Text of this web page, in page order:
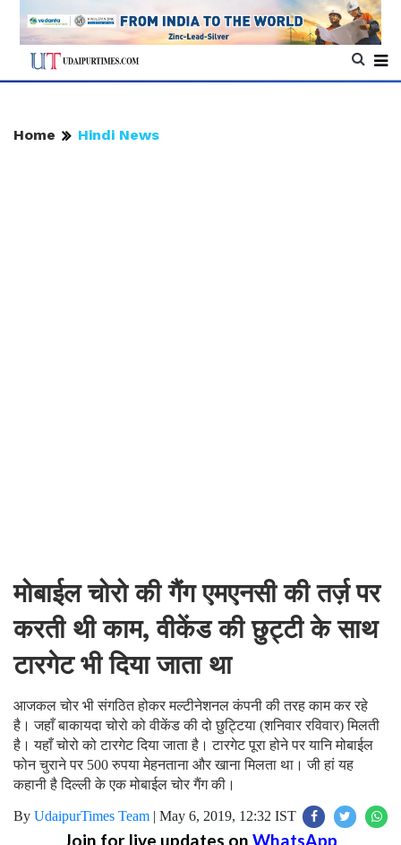
Home Hindi News
मोबाईल चोरो की गैंग एमएनसी की तर्ज़ पर
करती थी काम, वीकेंड की छुट्टी के साथ
टारगेट भी दिया जाता था
आजकल चोर भी संगठित होकर मल्टीनेशनल कंपनी की तरह काम कर रहे
है। जहाँ बाकायदा चोरो को वीकेंड की दो छुट्टिया (शनिवार रविवार) मिलती
है। यहाँ चोरो को टारगेट दिया जाता है। टारगेट पूरा होने पर यानि मोबाईल
फोन चुराने पर 500 रुपया मेहनताना और खाना मिलता था। जी हां यह
कहानी है दिल्ली के एक मोबाईल चोर गैंग की।
By UdaipurTimes Team | May 6, 2019, 12:32 IST
Join for live updates on WhatsApp